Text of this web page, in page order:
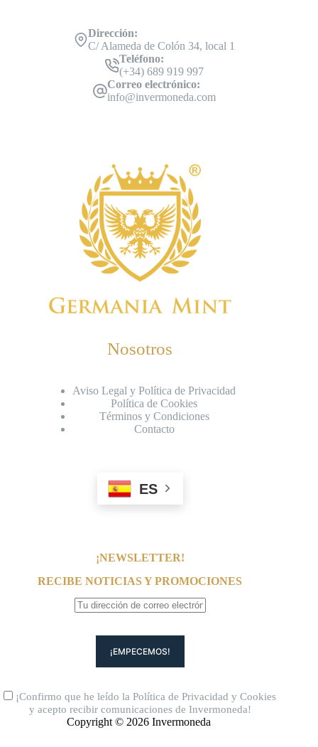
Dirección:
C/ Alameda de Colón 34, local 1
Teléfono:
(+34) 689 919 997
Correo electrónico:
info@invermoneda.com
Nosotros
Aviso Legal y Política de Privacidad
Política de Cookies
Términos y Condiciones
Contacto
ES
¡NEWSLETTER!
RECIBE NOTICIAS Y PROMOCIONES
¡Confirmo que he leído laPolítica de Privacidad yCookies
y acepto recibir comunicaciones de Invermoneda!
Copyright © 2026 Invermoneda